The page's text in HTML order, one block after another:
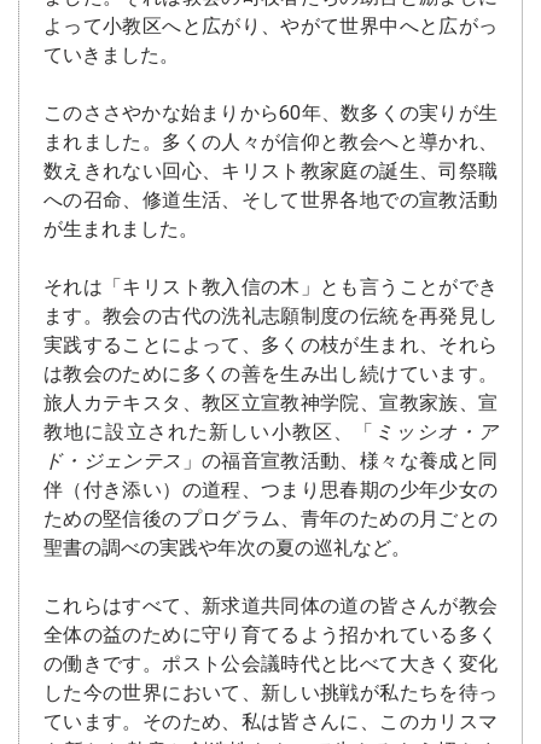
よって小教区へと広がり、やがて世界中へと広がっ
ていきました。
このささやかな始まりから60年、数多くの実りが生
まれました。多くの人々が信仰と教会へと導かれ、
数えきれない回心、キリスト教家庭の誕生、司祭職
への召命、修道生活、そして世界各地での宣教活動
が生まれました。
それは「キリスト教入信の木」とも言うことができ
ます。教会の古代の洗礼志願制度の伝統を再発見し
実践することによって、多くの枝が生まれ、それら
は教会のために多くの善を生み出し続けています。
旅人カテキスタ、教区立宣教神学院、宣教家族、宣
教地に設立された新しい小教区、「 ミッシオ・ア
ド・ジェンテス 」の福音宣教活動、様々な養成と同
伴（付き添い）の道程、つまり思春期の少年少女の
ための堅信後のプログラム、青年のための月ごとの
聖書の調べの実践や年次の夏の巡礼など。
これらはすべて、新求道共同体の道の皆さんが教会
全体の益のために守り育てるよう招かれている多く
の働きです。ポスト公会議時代と比べて大きく変化
した今の世界において、新しい挑戦が私たちを待っ
ています。そのため、私は皆さんに、このカリスマ